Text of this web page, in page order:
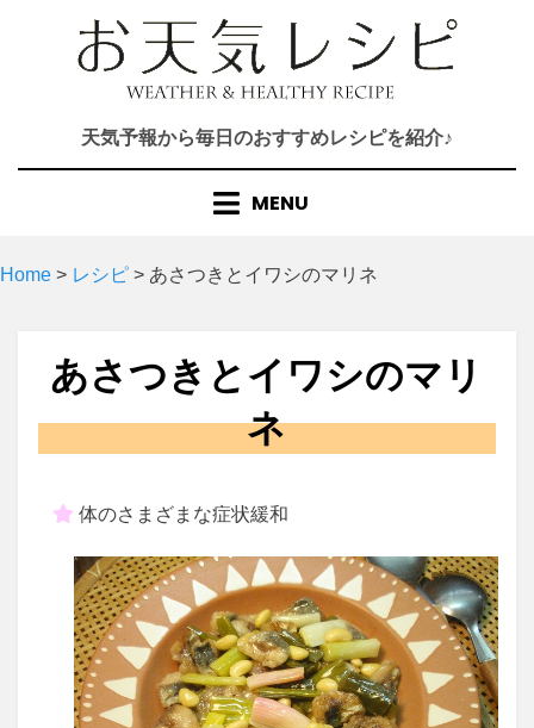
天気予報から毎日のおすすめレシピを紹介♪
MENU
Home > レシピ > あさつきとイワシのマリネ
あさつきとイワシのマリ
ネ
体のさまざまな症状緩和